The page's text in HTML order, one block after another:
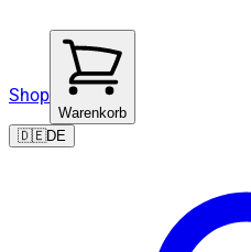
Shop
Warenkorb
🇩🇪DE